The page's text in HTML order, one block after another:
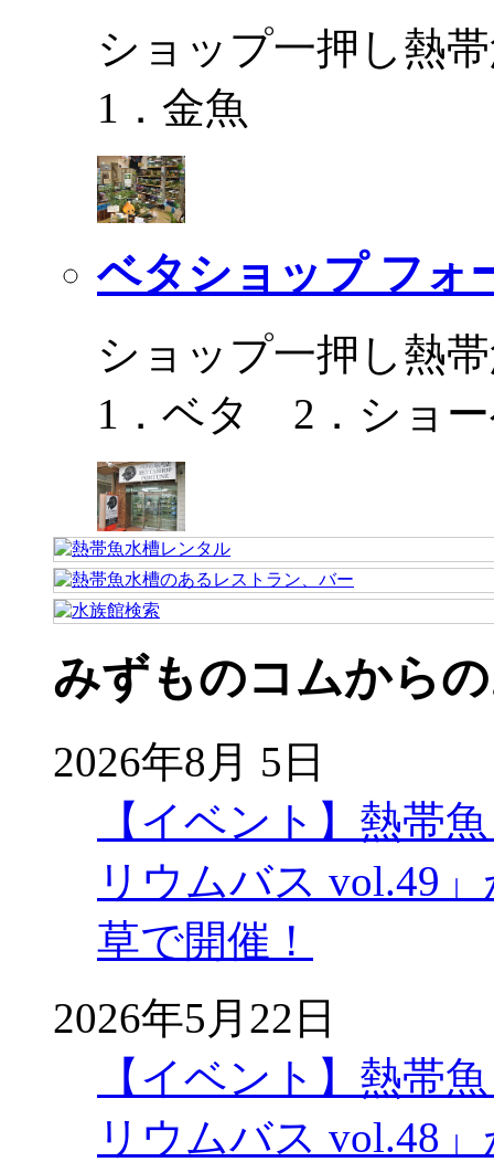
ショップ一押し熱
1．金魚
ベタショップ フォ
ショップ一押し熱
1．ベタ 2．ショ
みずものコムから
2026年8月 5日
【イベント】熱帯
リウムバス vol.49
草で開催！
2026年5月22日
【イベント】熱帯
リウムバス vol.48